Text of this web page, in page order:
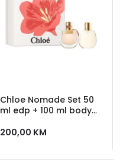
Chloe Nomade Set 50
ml edp + 100 ml body
200,00 KM